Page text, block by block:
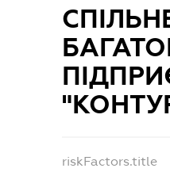
riskFactors.title